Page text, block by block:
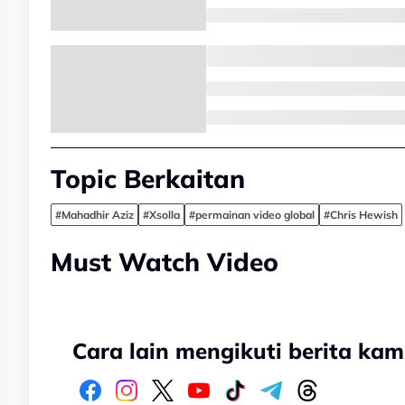
Topic Berkaitan
#Mahadhir Aziz #Xsolla #permainan video global #Chris Hewish
Must Watch Video
Cara lain mengikuti berita